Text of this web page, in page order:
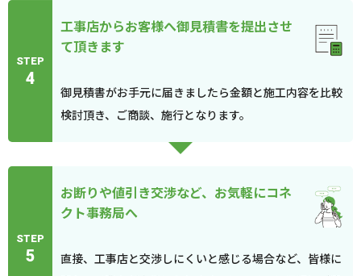
STEP
4
工事店からお客様へ御見積書を提出させ
て頂きます
御見積書がお手元に届きましたら金額と施工内容を比較
検討頂き、ご商談、施行となります。
STEP
5
お断りや値引き交渉など、お気軽にコネ
クト事務局へ
直接、工事店と交渉しにくいと感じる場合など、皆様に